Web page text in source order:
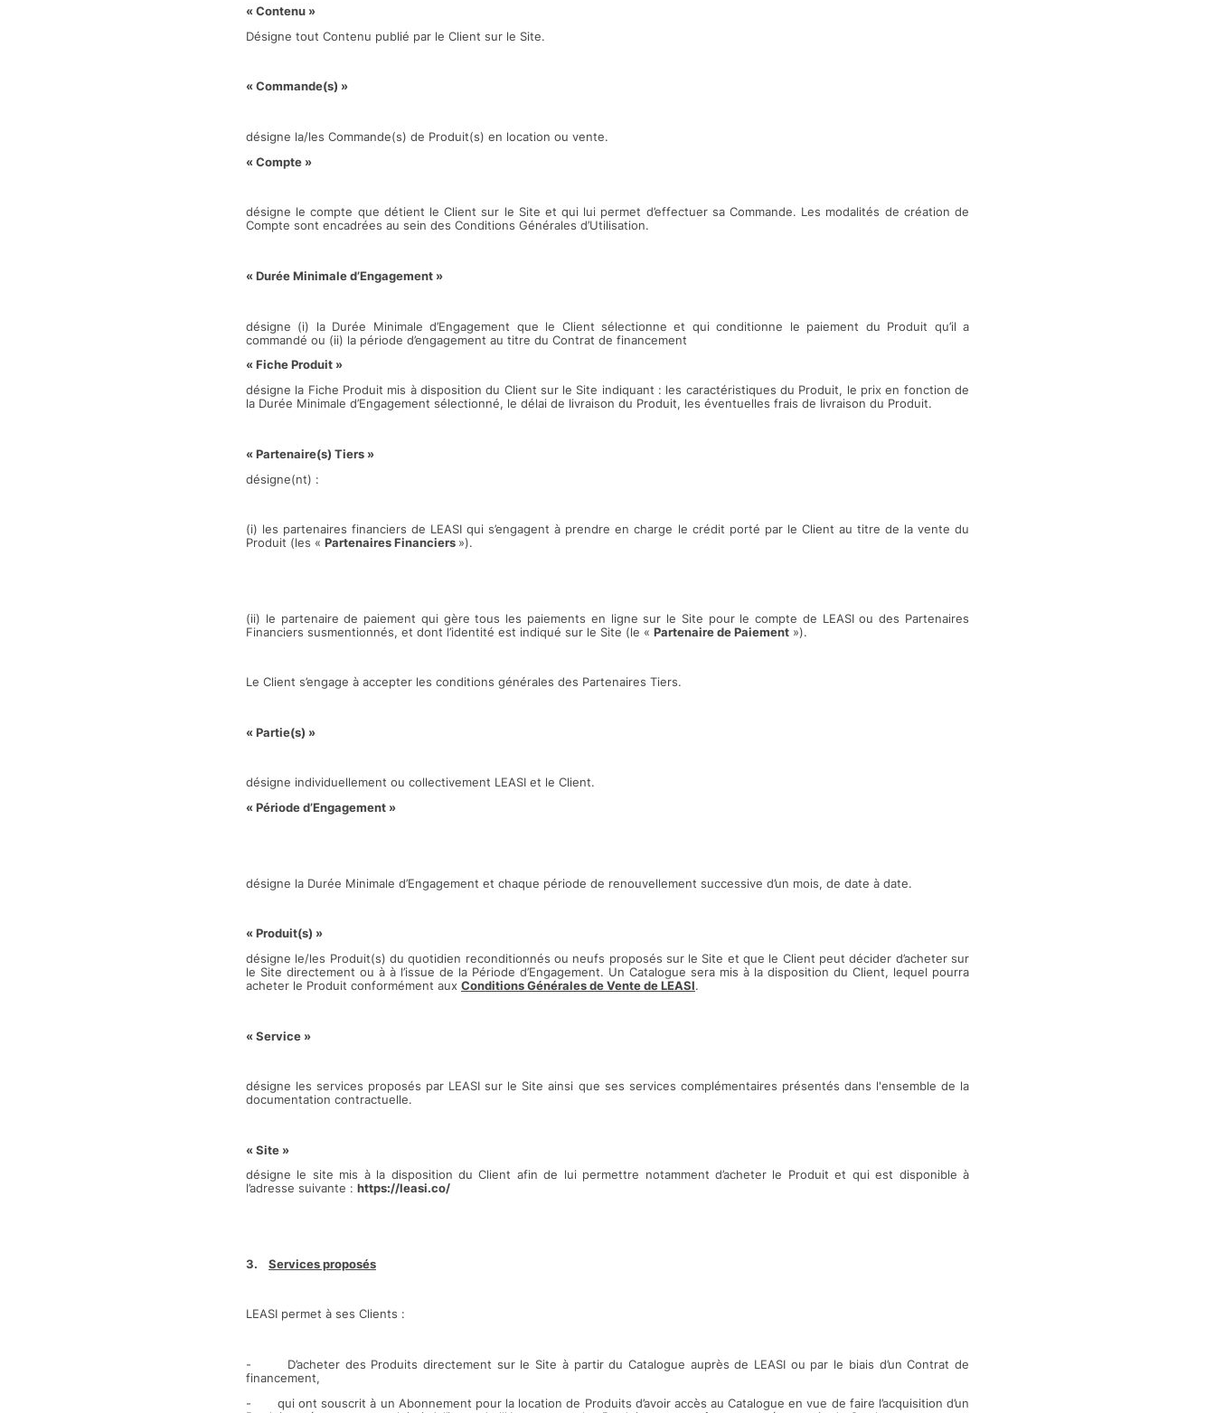
« Contenu »
Désigne tout Contenu publié par le Client sur le Site.
« Commande(s) »
désigne la/les Commande(s) de Produit(s) en location ou vente.
« Compte »
désigne le compte que détient le Client sur le Site et qui lui permet d’effectuer sa Commande. Les modalités de création de
Compte sont encadrées au sein des Conditions Générales d’Utilisation.
« Durée Minimale d’Engagement »
désigne (i) la Durée Minimale d’Engagement que le Client sélectionne et qui conditionne le paiement du Produit qu’il a
commandé ou (ii) la période d’engagement au titre du Contrat de financement
« Fiche Produit »
désigne la Fiche Produit mis à disposition du Client sur le Site indiquant : les caractéristiques du Produit, le prix en fonction de
la Durée Minimale d’Engagement sélectionné, le délai de livraison du Produit, les éventuelles frais de livraison du Produit.
« Partenaire(s) Tiers »
désigne(nt) :
(i) les partenaires financiers de LEASI qui s’engagent à prendre en charge le crédit porté par le Client au titre de la vente du
Produit (les « Partenaires Financiers »).
(ii) le partenaire de paiement qui gère tous les paiements en ligne sur le Site pour le compte de LEASI ou des Partenaires
Financiers susmentionnés, et dont l’identité est indiqué sur le Site (le « Partenaire de Paiement »).
Le Client s’engage à accepter les conditions générales des Partenaires Tiers.
« Partie(s) »
désigne individuellement ou collectivement LEASI et le Client.
« Période d’Engagement »
désigne la Durée Minimale d’Engagement et chaque période de renouvellement successive d’un mois, de date à date.
« Produit(s) »
désigne le/les Produit(s) du quotidien reconditionnés ou neufs proposés sur le Site et que le Client peut décider d’acheter sur
le Site directement ou à à l’issue de la Période d’Engagement. Un Catalogue sera mis à la disposition du Client, lequel pourra
acheter le Produit conformément aux Conditions Générales de Vente de LEASI.
« Service »
désigne les services proposés par LEASI sur le Site ainsi que ses services complémentaires présentés dans l'ensemble de la
documentation contractuelle.
« Site »
désigne le site mis à la disposition du Client afin de lui permettre notamment d’acheter le Produit et qui est disponible à
l’adresse suivante : https://leasi.co/
3. Services proposés
LEASI permet à ses Clients :
- D’acheter des Produits directement sur le Site à partir du Catalogue auprès de LEASI ou par le biais d’un Contrat de
financement,
- qui ont souscrit à un Abonnement pour la location de Produits d’avoir accès au Catalogue en vue de faire l’acquisition d’un